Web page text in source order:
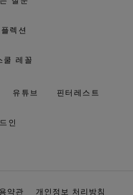
렉션
쿨 레꼴
유튜브 핀터레스트
인
약관 개인정보 처리방침